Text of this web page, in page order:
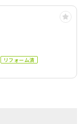
リフォーム済